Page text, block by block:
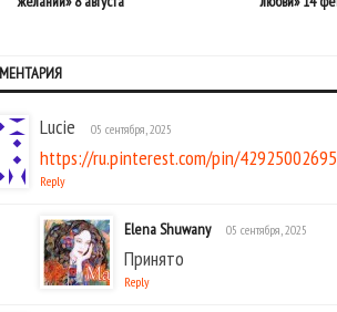
Lucie 05 сентября, 2025
https://ru.pinterest.com/pin/
Reply
Elena Shuwany 05 сентября, 2025
Принято
Reply